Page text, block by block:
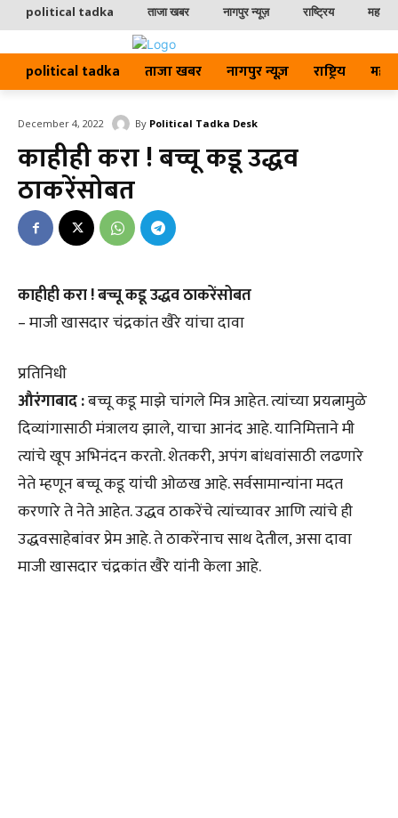
political tadka ताजा खबर नागपुर न्यूज़ राष्ट्रिय
political tadka ताजा खबर नागपुर न्यूज़ राष्ट्रिय
December 4, 2022 By Political Tadka Desk
काहीही करा ! बच्चू कडू उद्धव
ठाकरेंसोबत
काहीही करा ! बच्चू कडू उद्धव ठाकरेंसोबत
– माजी खासदार चंद्रकांत खैरे यांचा दावा
प्रतिनिधी
औरंगाबाद :बच्चू कडू माझे चांगले मित्र आहेत. त्यांच्या प्रयत्नामुळे
दिव्यांगासाठी मंत्रालय झाले, याचा आनंद आहे. यानिमित्ताने मी
त्यांचे खूप अभिनंदन करतो. शेतकरी, अपंग बांधवांसाठी लढणारे
नेते म्हणून बच्चू कडू यांची ओळख आहे. सर्वसामान्यांना मदत
करणारे ते नेते आहेत. उद्धव ठाकरेंचे त्यांच्यावर आणि त्यांचे ही
उद्धवसाहेबांवर प्रेम आहे. ते ठाकरेंनाच साथ देतील, असा दावा
माजी खासदार चंद्रकांत खैरे यांनी केला आहे.